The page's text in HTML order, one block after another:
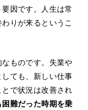
因です。人生は常
りが来るというこ
ものです。失業や
ても、新しい仕事
で状況は改善され
困難だった時期を乗